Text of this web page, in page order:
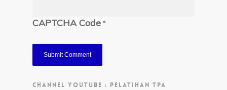
CAPTCHA Code *
CHANNEL YOUTUBE : PELATIHAN TPA